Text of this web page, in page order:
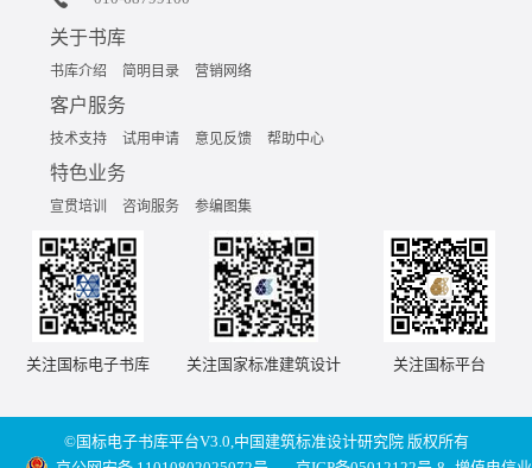
关于书库
书库介绍 简明目录 营销网络
客户服务
技术支持 试用申请 意见反馈 帮助中心
特色业务
宣贯培训 咨询服务 参编图集
关注国标电子书库 关注国家标准建筑设计 关注国标平台
©国标电子书库平台V3.0,中国建筑标准设计研究院 版权所有